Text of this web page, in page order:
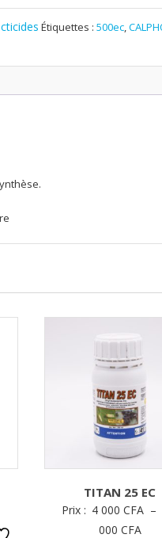
Étiquettes :500ec,
TITAN 25 EC
Prix : 4 000CFA –
000 CFAPlage